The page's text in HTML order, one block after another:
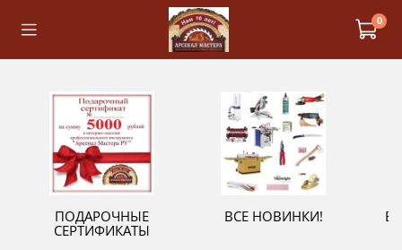
0
ПОДАРОЧНЫЕ
СЕРТИФИКАТЫ
ВСЕ НОВИНКИ!